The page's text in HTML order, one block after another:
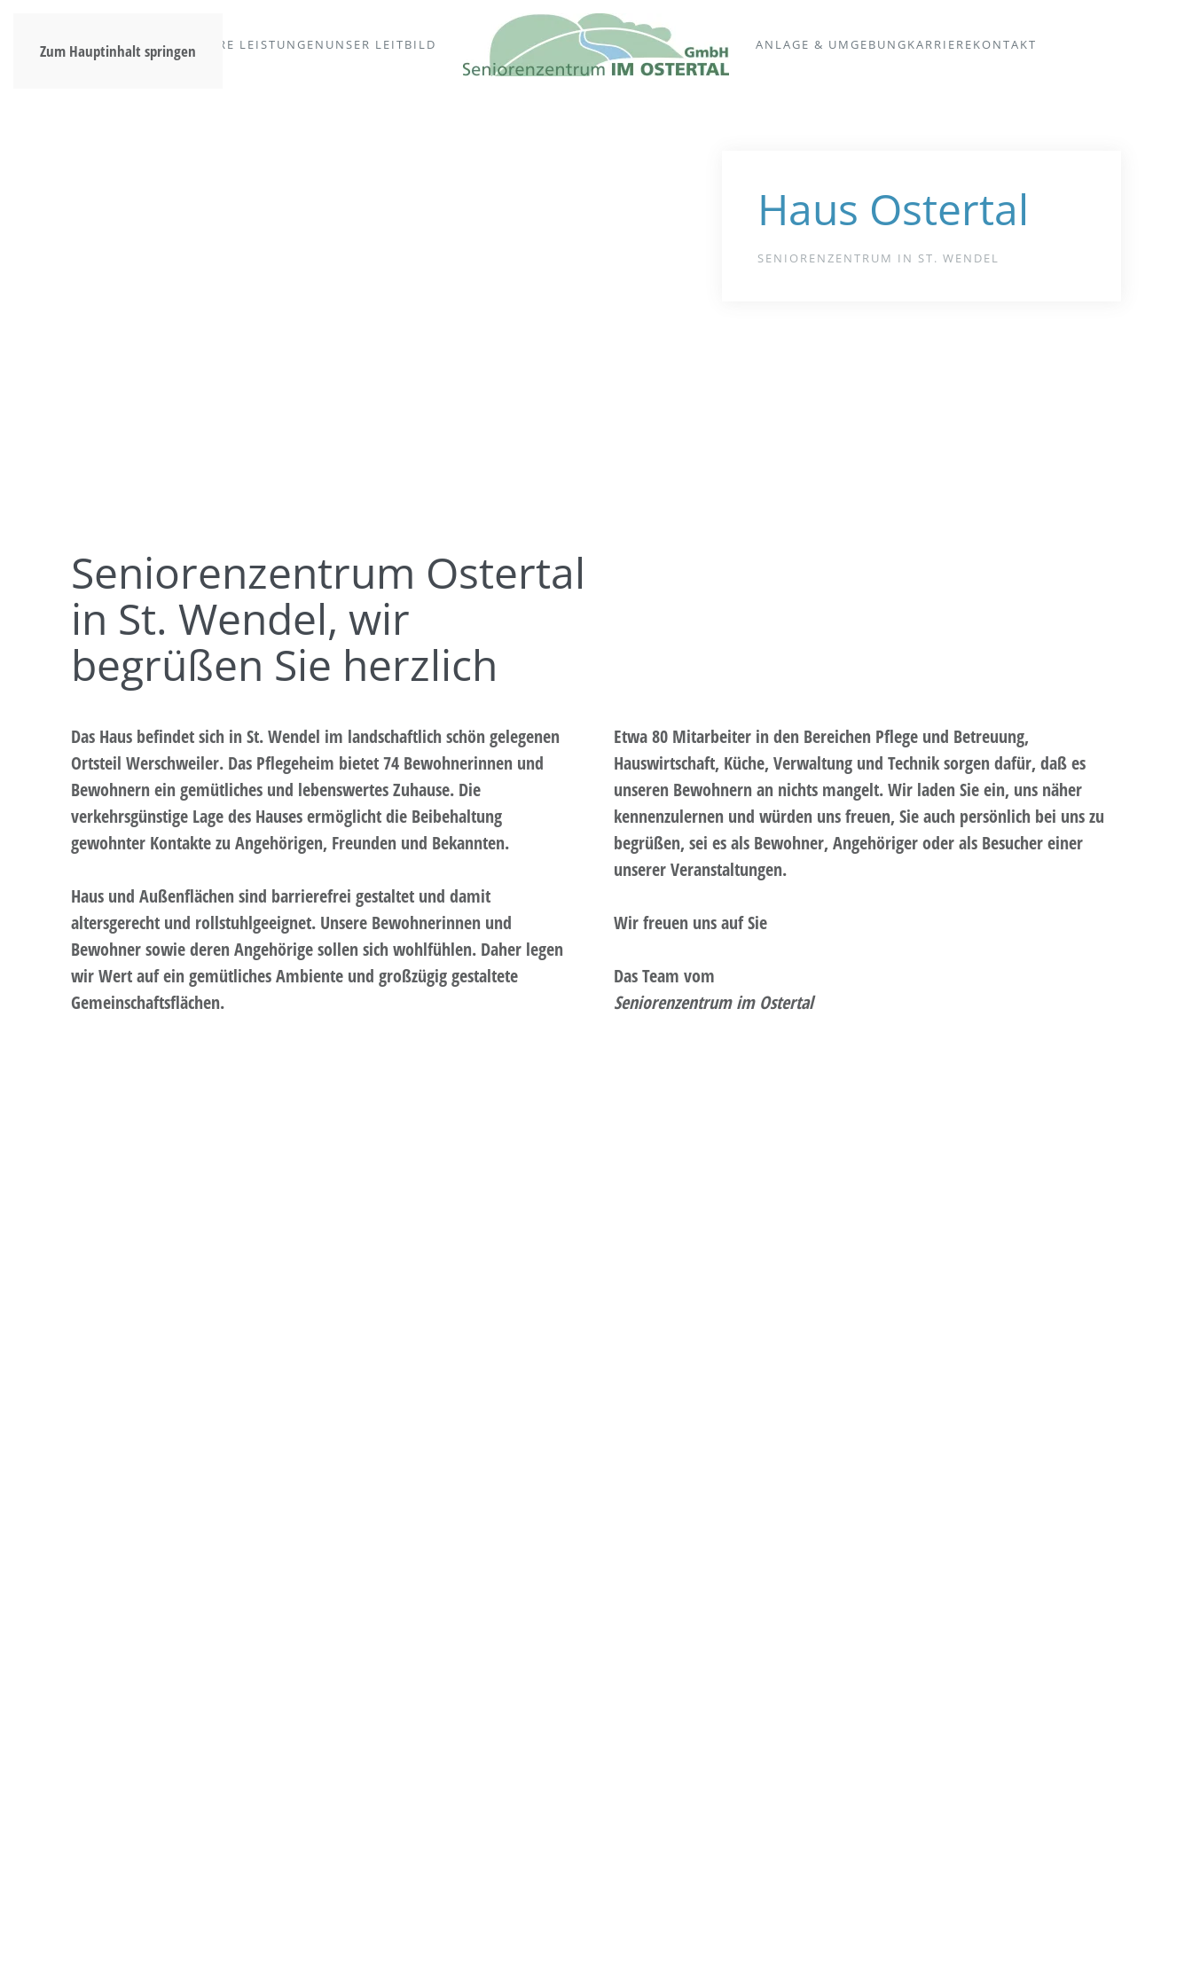
Zum Hauptinhalt springen
HOME UNSER HAUS UNSERE LEISTUNGEN UNSER LEITBILD ANLAGE & UMGEBUNGKARRIEREKONTAKT
Haus Ostertal
SENIORENZENTRUM IN ST. WENDEL
Seniorenzentrum Ostertal
in St. Wendel, wir
begrüßen Sie herzlich
Das Haus befindet sich in St. Wendel im landschaftlich schön gelegenen
Ortsteil Werschweiler. Das Pflegeheim bietet 74 Bewohnerinnen und
Bewohnern ein gemütliches und lebenswertes Zuhause. Die
verkehrsgünstige Lage des Hauses ermöglicht die Beibehaltung
gewohnter Kontakte zu Angehörigen, Freunden und Bekannten.
Haus und Außenflächen sind barrierefrei gestaltet und damit
altersgerecht und rollstuhlgeeignet. Unsere Bewohnerinnen und
Bewohner sowie deren Angehörige sollen sich wohlfühlen. Daher legen
wir Wert auf ein gemütliches Ambiente und großzügig gestaltete
Gemeinschaftsflächen.
Etwa 80 Mitarbeiter in den Bereichen Pflege und Betreuung,
Hauswirtschaft, Küche, Verwaltung und Technik sorgen dafür, daß es
unseren Bewohnern an nichts mangelt. Wir laden Sie ein, uns näher
kennenzulernen und würden uns freuen, Sie auch persönlich bei uns zu
begrüßen, sei es als Bewohner, Angehöriger oder als Besucher einer
unserer Veranstaltungen.
Wir freuen uns auf Sie
Das Team vom
Seniorenzentrum im Ostertal